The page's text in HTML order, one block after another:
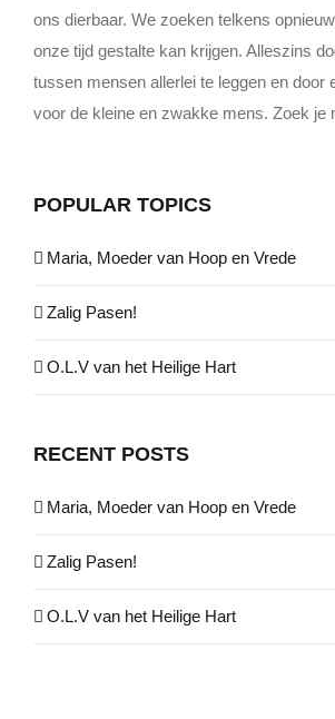
ons dierbaar. We zoeken telkens
onze tijd gestalte kan krijgen. Alleszins
tussen mensen allerlei te leggen en door
voor de kleine en zwakke mens. Zoek je
POPULAR TOPICS
Maria, Moeder van Hoop en Vrede
Zalig Pasen!
O.L.V van het Heilige Hart
RECENT POSTS
Maria, Moeder van Hoop en Vrede
Zalig Pasen!
O.L.V van het Heilige Hart